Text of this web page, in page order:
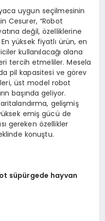
uygun seçilmesinin
Cesurer, “Robot
değil, özelliklerine
yüksek fiyatlı ürün, en
kullanılacağı alana
tercih etmeliler. Mesela
pil kapasitesi ve görev
üst model robot
başında geliyor.
gelişmiş
emiş gücü de
gereken özellikler
konuştu.
süpürgede hayvan